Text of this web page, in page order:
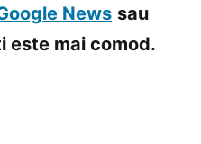
News sau
este mai comod.